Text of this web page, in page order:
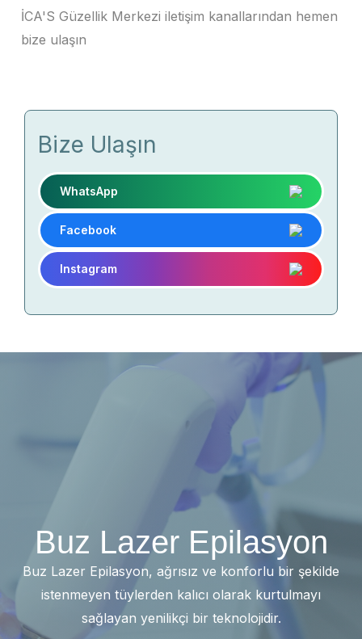
İCA'S Güzellik Merkezi iletişim kanallarından hemen
bize ulaşın
Bize Ulaşın
WhatsApp
Facebook
Instagram
Buz Lazer Epilasyon
Buz Lazer Epilasyon, ağrısız ve konforlu bir şekilde
istenmeyen tüylerden kalıcı olarak kurtulmayı
sağlayan yenilikçi bir teknolojidir.